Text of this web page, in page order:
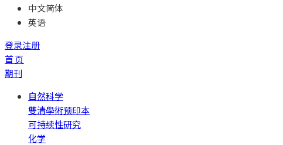
中文简体
英语
登录注册
首页
期刊
自然科学
雙清學術预印本
可持续性研究
化学